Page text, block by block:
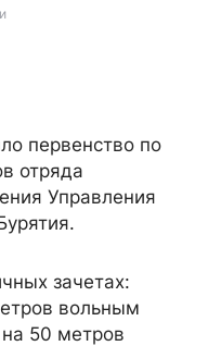
первенство по
отряда
Управления
зачетах:
вольным
50 метров